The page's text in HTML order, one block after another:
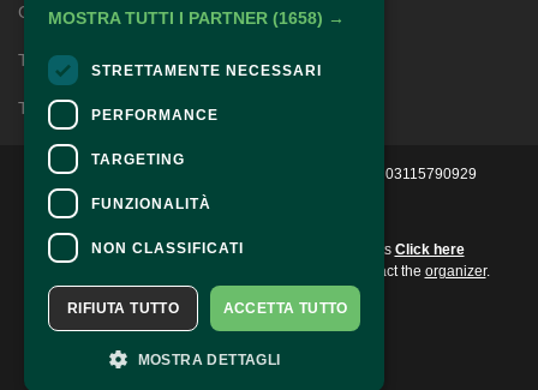
Contatti
Territorio
Trasparenza
2022 © Ass. Culturale Progetto Evoluzione - P.IVA 03115790929
For information and support in purchasing tickets Click here
For information on the program and the event, contact the organizer.
Accessibility statement
MOSTRA TUTTI I PARTNER (1658) →
STRETTAMENTE NECESSARI
PERFORMANCE
TARGETING
FUNZIONALITÀ
NON CLASSIFICATI
ACCETTA TUTTO
RIFIUTA TUTTO
MOSTRA DETTAGLI